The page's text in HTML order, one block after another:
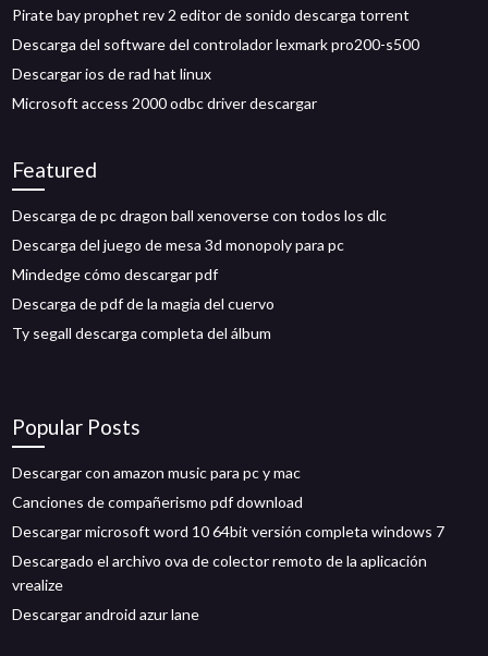
Pirate bay prophet rev 2 editor de sonido descarga torrent
Descarga del software del controlador lexmark pro200-s500
Descargar ios de rad hat linux
Microsoft access 2000 odbc driver descargar
Featured
Descarga de pc dragon ball xenoverse con todos los dlc
Descarga del juego de mesa 3d monopoly para pc
Mindedge cómo descargar pdf
Descarga de pdf de la magia del cuervo
Ty segall descarga completa del álbum
Popular Posts
Descargar con amazon music para pc y mac
Canciones de compañerismo pdf download
Descargar microsoft word 10 64bit versión completa windows 7
Descargado el archivo ova de colector remoto de la aplicación
vrealize
Descargar android azur lane